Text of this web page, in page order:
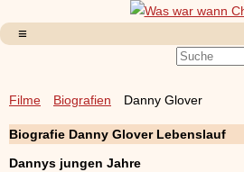
Filme Biografien Danny Glover
Biografie Danny Glover Lebenslauf
Dannys jungen Jahre